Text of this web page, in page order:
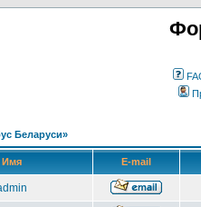
Беларуси»
Имя E-mail